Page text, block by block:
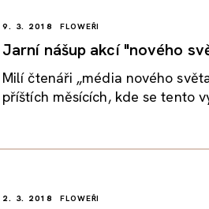
9. 3. 2018 FLOWEŘI
Jarní nášup akcí "nového
Milí čtenáři „média nového
příštích měsících, kde se tento
2. 3. 2018 FLOWEŘI